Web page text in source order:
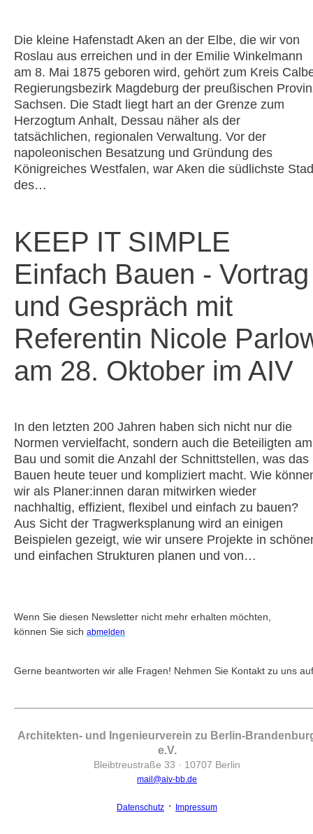
Die kleine Hafenstadt Aken an der Elbe, die wir von
Roslau aus erreichen und in der Emilie Winkelmann
am 8. Mai 1875 geboren wird, gehört zum Kreis
Regierungsbezirk Magdeburg der preußischen
Sachsen. Die Stadt liegt hart an der Grenze zum
Herzogtum Anhalt, Dessau näher als der
tatsächlichen, regionalen Verwaltung. Vor der
napoleonischen Besatzung und Gründung des
Königreiches Westfalen, war Aken die südlichste
des…
KEEP IT SIMPLE
Einfach Bauen - Vortrag
und Gespräch mit
Referentin Nicole
am 28. Oktober im AIV
In den letzten 200 Jahren haben sich nicht nur die
Normen vervielfacht, sondern auch die Beteiligten am
Bau und somit die Anzahl der Schnittstellen, was das
Bauen heute teuer und kompliziert macht. Wie
wir als Planer:innen daran mitwirken wieder
nachhaltig, effizient, flexibel und einfach zu bauen?
Aus Sicht der Tragwerksplanung wird an einigen
Beispielen gezeigt, wie wir unsere Projekte in
und einfachen Strukturen planen und von…
Wenn Sie diesen Newsletter nicht mehr erhalten möchten,
können Sie sich abmelden
Gerne beantworten wir alle Fragen! Nehmen Sie Kontakt zu uns
‍Architekten- und Ingenieurverein zu Berlin-
e.V.
Bleibtreustraße 33 · 10707 Berlin
mail@aiv-bb.de
Datenschutz · Impressum